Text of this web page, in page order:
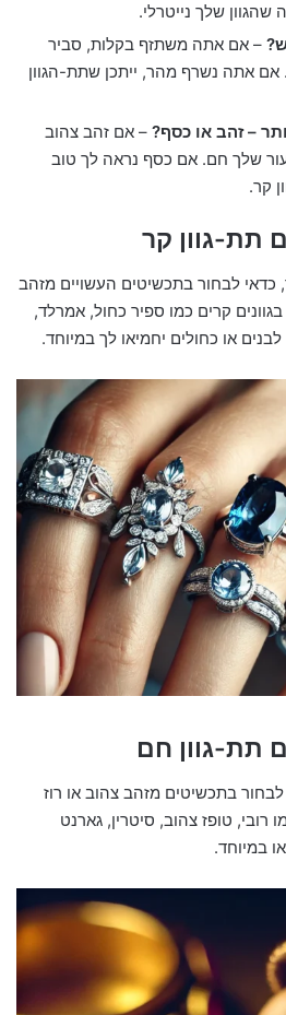
שלך נייטרלי.
– אם אתה משתזף בקלות, סביר
אם אתה נשרף מהר, ייתכן שתת-הגוון
– זהב או כסף? – אם זהב צהוב
שלך חם. אם כסף נראה לך טוב
קר.
תת-גוון קר
כדאי לבחור בתכשיטים העשויים מזהב
קרים כמו ספיר כחול, אמרלד,
או כחולים יחמיאו לך במיוחד.
תת-גוון חם
בתכשיטים מזהב צהוב או רוז
רובי, טופז צהוב, סיטרין, גארנט
במיוחד.